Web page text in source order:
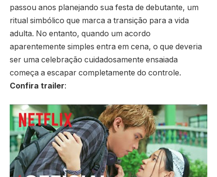
passou anos planejando sua festa de debutante, um
ritual simbólico que marca a transição para a vida
adulta. No entanto, quando um acordo
aparentemente simples entra em cena, o que deveria
ser uma celebração cuidadosamente ensaiada
começa a escapar completamente do controle.
Confira trailer: